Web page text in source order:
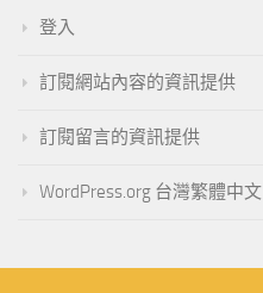
登入
訂閱網站內容的資訊提供
訂閱留言的資訊提供
WordPress.org 台灣繁體中文